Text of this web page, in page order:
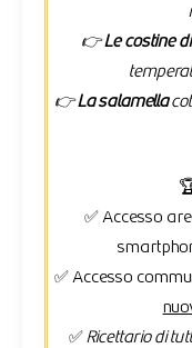
👉Le costine
👉La salamella
✅ Accesso
✅ Accesso
✅ Ricettario di